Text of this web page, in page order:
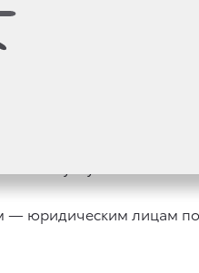
юридическим лицам по